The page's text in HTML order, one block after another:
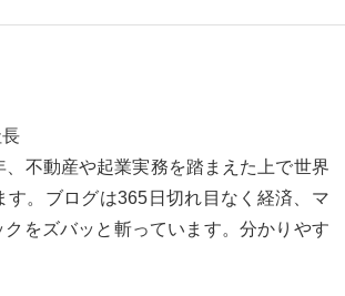
長
不動産や起業実務を踏まえた上で世界
。ブログは365日切れ目なく経済、マ
をズバッと斬っています。分かりやす